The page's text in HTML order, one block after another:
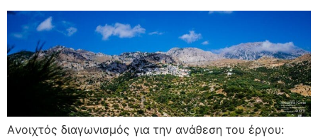
Aνοιχτός διαγωνισμός για την ανάθεση του έργου: